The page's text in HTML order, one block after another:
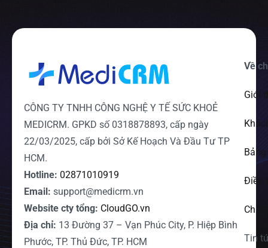
CÔNG TY TNHH CÔNG NGHỆ Y TẾ SỨC KHOẺ
MEDICRM. GPKD số 0318878893, cấp ngày
22/03/2025, cấp bởi Sở Kế Hoạch Và Đầu Tư TP
HCM.
Hotline: 02871010919
Email: support@medicrm.vn
Website cty tổng: CloudGO.vn
Địa chỉ: 13 Đường 37 – Vạn Phúc City, P. Hiệp Bình
Phước, TP. Thủ Đức, TP. HCM
Về
Giới
Điều
Tin